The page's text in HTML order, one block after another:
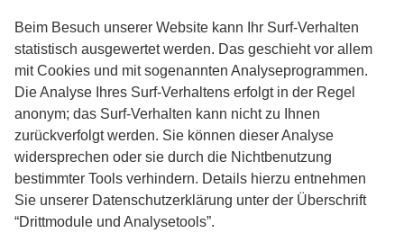
Beim Besuch unserer Website kann Ihr Surf-Verhalten
statistisch ausgewertet werden. Das geschieht vor allem
mit Cookies und mit sogenannten Analyseprogrammen.
Die Analyse Ihres Surf-Verhaltens erfolgt in der Regel
anonym; das Surf-Verhalten kann nicht zu Ihnen
zurückverfolgt werden. Sie können dieser Analyse
widersprechen oder sie durch die Nichtbenutzung
bestimmter Tools verhindern. Details hierzu entnehmen
Sie unserer Datenschutzerklärung unter der Überschrift
“Drittmodule und Analysetools”.